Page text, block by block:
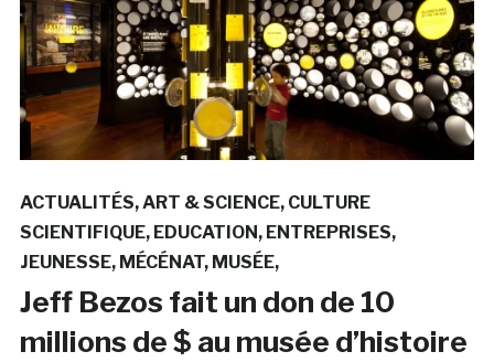
ACTUALITÉS ART & SCIENCE CULTURE
SCIENTIFIQUE EDUCATION ENTREPRISES
JEUNESSE MÉCÉNAT MUSÉE
Jeff Bezos fait un don de 10
millions de $ au musée d’histoire